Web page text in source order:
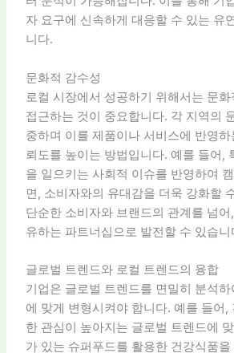
자 요구에 신속하게 대응할 수 있는 유
니다.
문화적 감수성
로컬 시장에서 성공하기 위해서는 문
접근하는 것이 중요합니다. 각 지역의
중하며 이를 제품이나 서비스에 반영
뢰도를 높이는 방법입니다. 예를 들어,
을 일으키는 사회적 이슈를 반영하여
면, 소비자와의 유대감을 더욱 강화할
단순한 소비자와 브랜드의 관계를 넘
유하는 파트너십으로 발전할 수 있습니
글로벌 트렌드와 로컬 트렌드의 융합
기업은 글로벌 트렌드를 면밀히 분석
에 맞게 변형시켜야 합니다. 예를 들어,
한 관심이 높아지는 글로벌 트렌드에
가 있는 슈퍼푸드를 활용한 건강식품